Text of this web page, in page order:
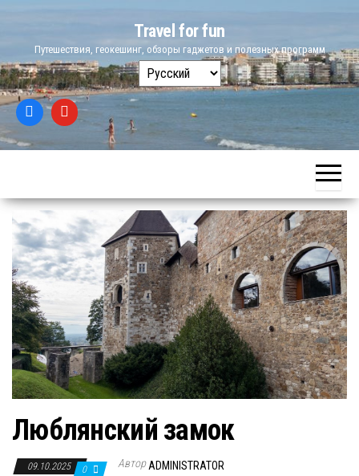
content
Travel for fun
Путешествия, геокешинг, обзоры гаджетов и полезных программ
Выбрать
язык
Люблянский замок
09.10.2025 0 АвторADMINISTRATOR